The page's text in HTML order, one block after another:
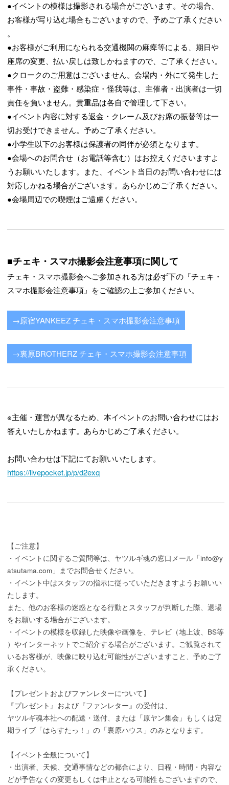
●イベントの模様は撮影される場合がございます。その場合、
お客様が写り込む場合もございますので、予めご了承ください
。
●お客様がご利用になられる交通機関の麻痺等による、期日や
座席の変更、払い戻しは致しかねますので、ご了承ください。
●クロークのご用意はございません。会場内・外にて発生した
事件・事故・盗難・感染症・怪我等は、主催者・出演者は一切
責任を負いません。貴重品は各自で管理して下さい。
●イベント内容に対する返金・クレーム及びお席の振替等は一
切お受けできません。予めご了承ください。
●小学生以下のお客様は保護者の同伴が必須となります。
●会場へのお問合せ（お電話等含む）はお控えくださいますよ
うお願いいたします。また、イベント当日のお問い合わせには
対応しかねる場合がございます。あらかじめご了承ください。
●会場周辺での喫煙はご遠慮ください。
■チェキ・スマホ撮影会注意事項に関して
チェキ・スマホ撮影会へご参加される方は必ず下の『チェキ・
スマホ撮影会注意事項』をご確認の上ご参加ください。
→原宿YANKEEZ チェキ・スマホ撮影会注意事項
→裏原BROTHERZ チェキ・スマホ撮影会注意事項
※主催・運営が異なるため、本イベントのお問い合わせにはお
答えいたしかねます。あらかじめご了承ください。
お問い合わせは下記にてお願いいたします。
https://livepocket.jp/p/d2exq
【ご注意】
・イベントに関するご質問等は、ヤツルギ魂の窓口メール「info@y
atsutama.com」までお問合せください。
・イベント中はスタッフの指示に従っていただきますようお願いい
たします。
また、他のお客様の迷惑となる行動とスタッフが判断した際、退場
をお願いする場合がございます。
・イベントの模様を収録した映像や画像を、テレビ（地上波、BS等
）やインターネットでご紹介する場合がございます。ご観覧されて
いるお客様が、映像に映り込む可能性がございますこと、予めご了
承ください。
【プレゼントおよびファンレターについて】
『プレゼント』および『ファンレター』の受付は、
ヤツルギ魂本社への配送・送付、または「原ヤン集会」もしくは定
期ライブ「はらすたっ！」の「裏原ハウス」のみとなります。
【イベント全般について】
・出演者、天候、交通事情などの都合により、日程・時間・内容な
どが予告なくの変更もしくは中止となる可能性もございますので、